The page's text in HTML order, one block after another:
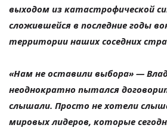
выходом из катастрофической
сложившейся в последние годы
территории наших соседних
«Нам не оставили выбора» —
неоднократно пытался
слышали. Просто не хотели
мировых лидеров, которые